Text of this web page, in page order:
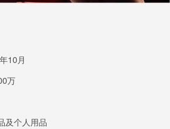
10月
万
及个人用品